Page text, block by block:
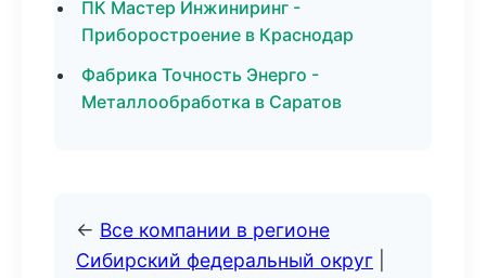
ПК Мастер Инжиниринг -
Приборостроение в Краснодар
Фабрика Точность Энерго -
Металлообработка в Саратов
← Все компании в регионе
Сибирский федеральный округ